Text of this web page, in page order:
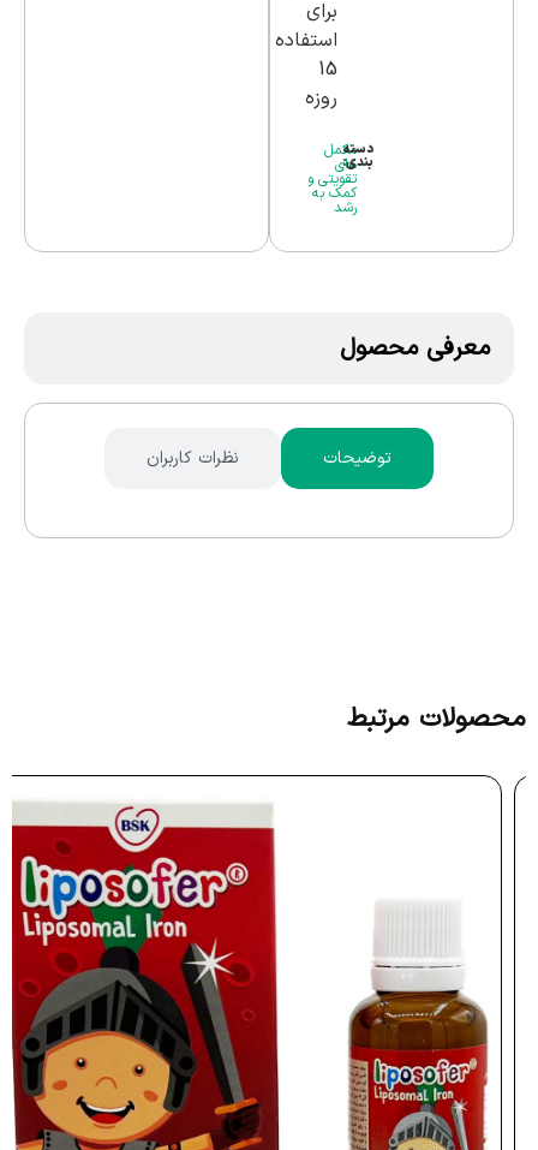
برای
استفاده
15
روزه
مکمل
های
تقویتی و
کمک به
رشد
دسته
بندی:
معرفی محصول
توضیحات نظرات کاربران
محصولات مرتبط